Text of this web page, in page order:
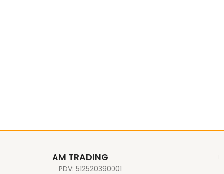
AM TRADING
PDV: 512520390001